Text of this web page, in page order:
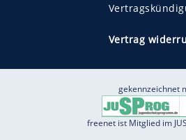
Vertrag
gekennzeichnet
freenet ist Mitglied im